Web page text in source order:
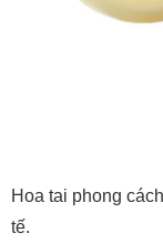
Hoa tai phong
tế.